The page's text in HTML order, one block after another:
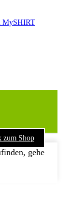
MySHIRT
zum Shop
gehe